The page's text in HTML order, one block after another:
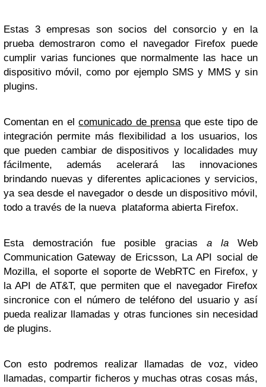
Estas 3 empresas son socios del consorcio y en la
prueba demostraron como el navegador Firefox puede
cumplir varias funciones que normalmente las hace un
dispositivo móvil, como por ejemplo SMS y MMS y sin
plugins.
Comentan en elcomunicado de prensa que este tipo de
integración permite más flexibilidad a los usuarios, los
que pueden cambiar de dispositivos y localidades muy
fácilmente, además acelerará las innovaciones
brindando nuevas y diferentes aplicaciones y servicios,
ya sea desde el navegador o desde un dispositivo móvil,
todo a través de la nueva plataforma abierta Firefox.
Esta demostración fue posible gracias a laWeb
Communication Gateway de Ericsson, La API social de
Mozilla, el soporte el soporte de WebRTC en Firefox, y
la API de AT&T, que permiten que el navegador Firefox
sincronice con el número de teléfono del usuario y así
pueda realizar llamadas y otras funciones sin necesidad
de plugins.
Con esto podremos realizar llamadas de voz, video
llamadas, compartir ficheros y muchas otras cosas más,